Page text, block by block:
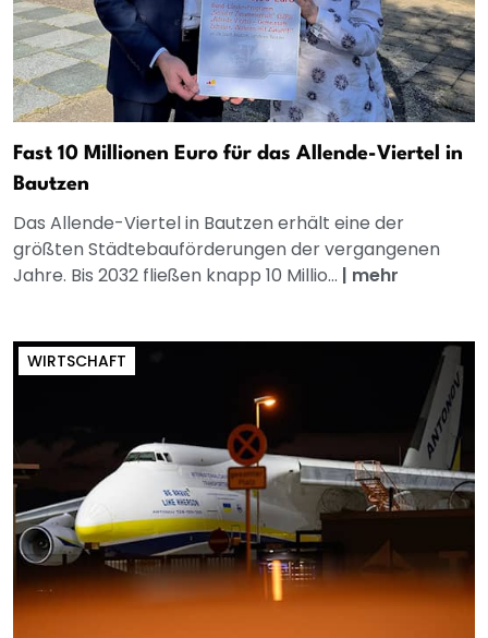
Fast 10 Millionen Euro für das Allende-Viertel in
Bautzen
Das Allende-Viertel in Bautzen erhält eine der
größten Städtebauförderungen der vergangenen
Jahre. Bis 2032 fließen knapp 10 Millio... | mehr
WIRTSCHAFT